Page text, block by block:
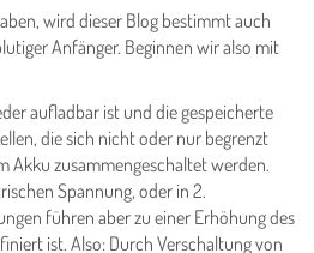
wird dieser Blog bestimmt auch
Anfänger. Beginnen wir also mit
aufladbar ist und die gespeicherte
die sich nicht oder nur begrenzt
Akku zusammengeschaltet werden.
Spannung, oder in 2.
führen aber zu einer Erhöhung des
ist. Also: Durch Verschaltung von